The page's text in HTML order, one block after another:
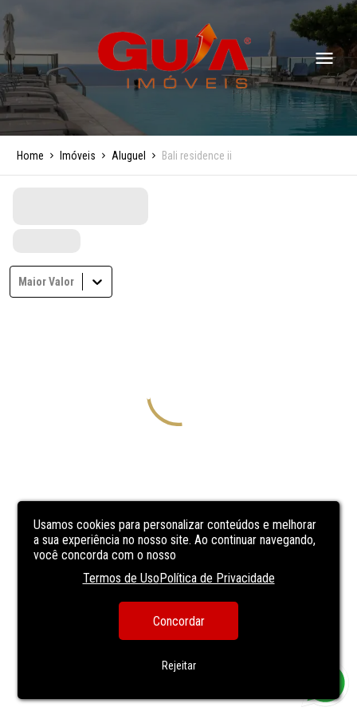
Usamos cookies para personalizar conteúdos e melhorar
a sua experiência no nosso site. Ao continuar navegando,
você concorda com o nosso
Termos de UsoPolítica de Privacidade
Concordar
Rejeitar
Home Imóveis Aluguel Bali residence ii
Maior Valor